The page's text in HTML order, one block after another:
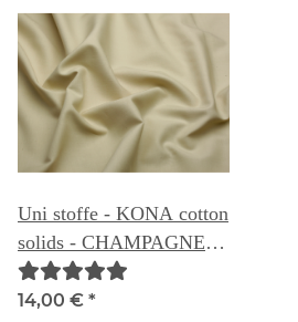
Uni stoffe - KONA cotton
solids - CHAMPAGNE
130A
14,00 € *